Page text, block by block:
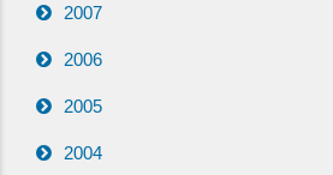
2007
2006
2005
2004